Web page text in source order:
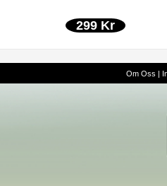
299 Kr
Om Oss |